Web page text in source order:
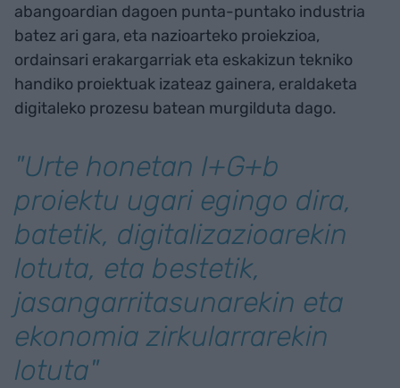
abangoardian dagoen punta-puntako industria
batez ari gara, eta nazioarteko proiekzioa,
ordainsari erakargarriak eta eskakizun tekniko
handiko proiektuak izateaz gainera, eraldaketa
digitaleko prozesu batean murgilduta dago.
"Urte honetan I+G+b
proiektu ugari egingo dira,
batetik, digitalizazioarekin
lotuta, eta bestetik,
jasangarritasunarekin eta
ekonomia zirkularrarekin
lotuta"